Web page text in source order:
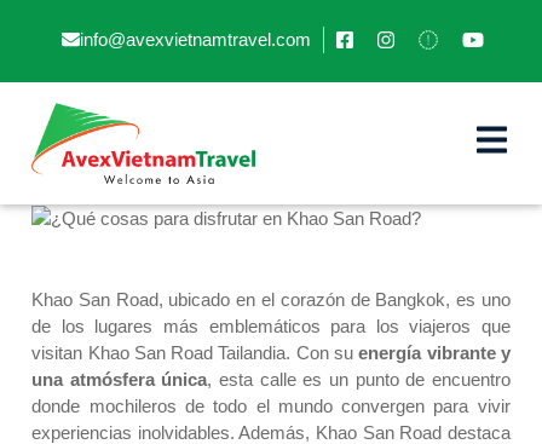
info@avexvietnamtravel.com
¿Qué cosas para disfrutar en
Khao San Road?
Khao San Road, ubicado en el corazón de Bangkok, es uno
de los lugares más emblemáticos para los viajeros que
visitan Khao San Road Tailandia. Con suenergía vibrante y
una atmósfera única, esta calle es un punto de encuentro
donde mochileros de todo el mundo convergen para vivir
experiencias inolvidables. Además, Khao San Road destaca